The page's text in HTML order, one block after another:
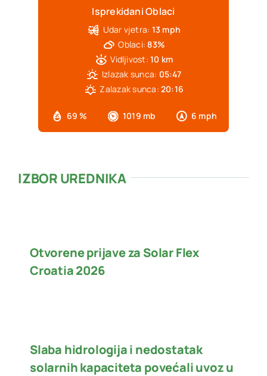
Isprekidani Oblaci
69 % 1019 mb 6 mph
Udar vjetra: 13 mph
Oblaci: 83%
Vidljivost: 10 km
Izlazak sunca: 05:47
Zalazak sunca: 20:16
IZBOR UREDNIKA
Otvorene prijave za Solar Flex
Croatia 2026
Slaba hidrologija i nedostatak
solarnih kapaciteta povećali uvoz u